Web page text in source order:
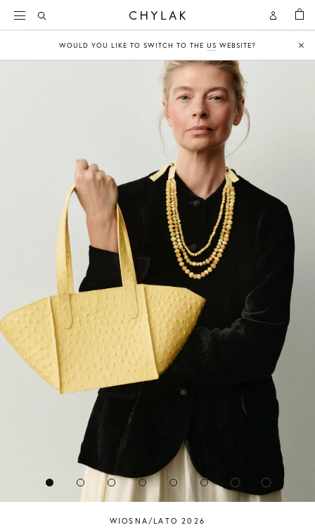
Open
Account
Open
Search
WOULD YOU LIKE TO SWITCH TO THE US WEBSITE?
WIOSNA/LATO 2026